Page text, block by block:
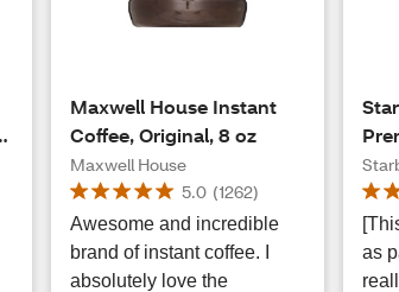
Maxwell House Instant
Coffee, Original, 8 oz
Maxwell House
5.0 (1262)
Awesome and incredible
brand of instant coffee. I
absolutely love the
as